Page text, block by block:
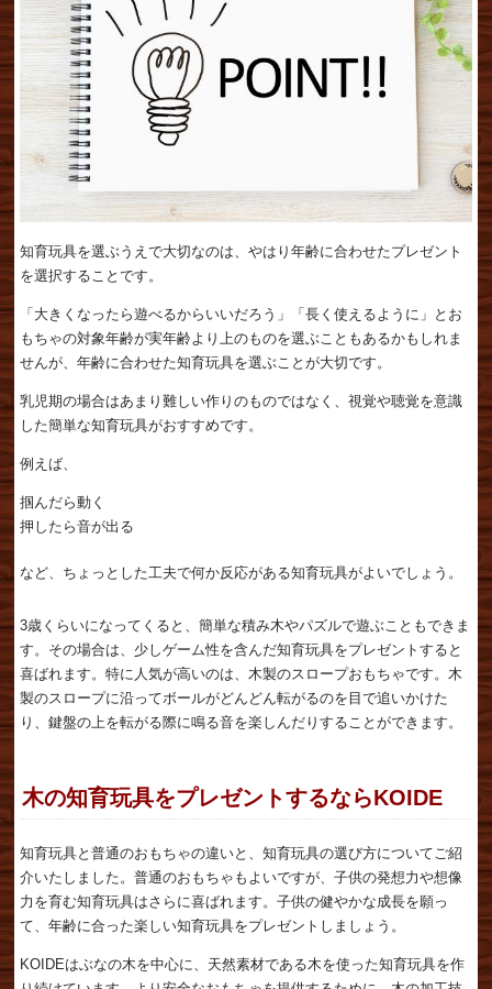
知育玩具を選ぶうえで大切なのは、やはり年齢に合わせたプレゼント
を選択することです。
「大きくなったら遊べるからいいだろう」「長く使えるように」とお
もちゃの対象年齢が実年齢より上のものを選ぶこともあるかもしれま
せんが、年齢に合わせた知育玩具を選ぶことが大切です。
乳児期の場合はあまり難しい作りのものではなく、視覚や聴覚を意識
した簡単な知育玩具がおすすめです。
例えば、
掴んだら動く
押したら音が出る
など、ちょっとした工夫で何か反応がある知育玩具がよいでしょう。
3歳くらいになってくると、簡単な積み木やパズルで遊ぶこともできま
す。その場合は、少しゲーム性を含んだ知育玩具をプレゼントすると
喜ばれます。特に人気が高いのは、木製のスロープおもちゃです。木
製のスロープに沿ってボールがどんどん転がるのを目で追いかけた
り、鍵盤の上を転がる際に鳴る音を楽しんだりすることができます。
木の知育玩具をプレゼントするならKOIDE
知育玩具と普通のおもちゃの違いと、知育玩具の選び方についてご紹
介いたしました。普通のおもちゃもよいですが、子供の発想力や想像
力を育む知育玩具はさらに喜ばれます。子供の健やかな成長を願っ
て、年齢に合った楽しい知育玩具をプレゼントしましょう。
KOIDEはぶなの木を中心に、天然素材である木を使った知育玩具を作